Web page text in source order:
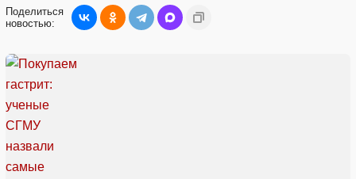
Поделиться
новостью: